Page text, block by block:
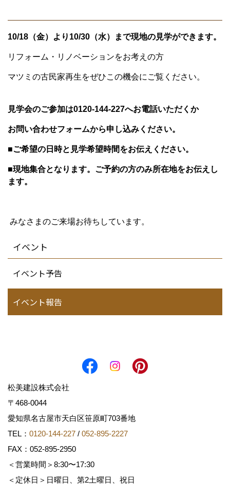
10/18（金）より10/30（水）まで現地の見学ができます。
リフォーム・リノベーションをお考えの方
マツミの古民家再生をぜひこの機会にご覧ください。
見学会のご参加は0120-144-227へお電話いただくか
お問い合わせフォームから申し込みください。
■ご希望の日時と見学希望時間をお伝えください。
■現地集合となります。ご予約の方のみ所在地をお伝えし
ます。
みなさまのご来場お待ちしています。
イベント
イベント予告
イベント報告
松美建設株式会社
〒468-0044
愛知県名古屋市天白区笹原町703番地
TEL： 0120-144-227 / 052-895-2227
FAX：052-895-2950
＜営業時間＞8:30〜17:30
＜定休日＞日曜日、第2土曜日、祝日